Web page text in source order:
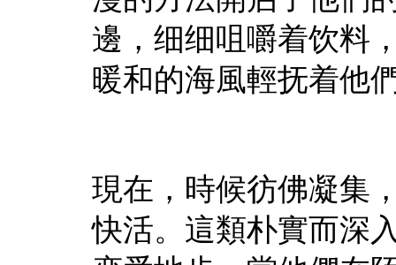
邊，细细咀嚼着饮料
暖和的海風輕抚着他
現在，時候彷佛凝集
快活。這類朴實而深